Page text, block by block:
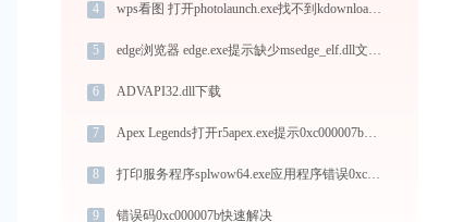
4 wps看图 打开photolaunch.exe找不到kdownload.dll怎么办
5 edge浏览器 edge.exe提示缺少msedge_elf.dll文件的解决办法
6 ADVAPI32.dll下载
7 Apex Legends打开r5apex.exe提示0xc000007b错误码怎么办
8 打印服务程序splwow64.exe应用程序错误0xc0000022解决方法
9 错误码0xc000007b快速解决